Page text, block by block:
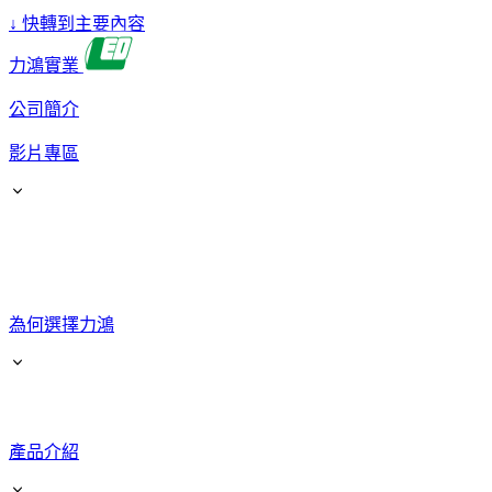
↓ 快轉到主要內容
力鴻實業
公司簡介
影片專區
為何選擇力鴻
產品介紹